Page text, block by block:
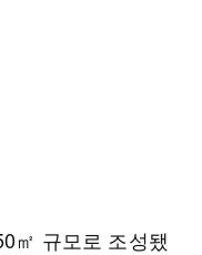
㎡ 규모로 조성됐